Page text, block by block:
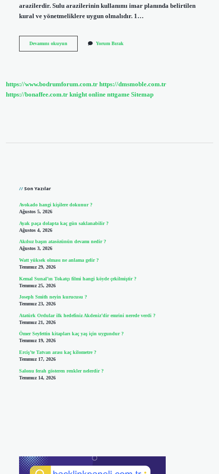
arazilerdir. Sulu arazilerinin kullanımı imar planında belirtilen
kural ve yönetmeliklere uygun olmalıdır. 1…
Devamını okuyunArtık
Yorum Bırak
https://www.bodrumforum.com.tr https://dmsmoble.com.tr
https://bonaffee.com.tr knight online nttgame Sitemap
Son Yazılar
Avokado hangi kişilere dokunur ?
Ağustos 5, 2026
Ayak paça dolapta kaç gün saklanabilir ?
Ağustos 4, 2026
Akılsız başın atasözünün devamı nedir ?
Ağustos 3, 2026
Watt yüksek olması ne anlama gelir ?
Temmuz 29, 2026
Kemal Sunal’ın Tokatçı filmi hangi köyde çekilmiştir ?
Temmuz 25, 2026
Joseph Smith neyin kurucusu ?
Temmuz 23, 2026
Atatürk Ordular ilk hedefiniz Akdeniz’dir emrini nerede verdi ?
Temmuz 21, 2026
Ömer Seyfettin kitapları kaç yaş için uygundur ?
Temmuz 19, 2026
Erciş’te Tatvan arası kaç kilometre ?
Temmuz 17, 2026
Salonu ferah gösteren renkler nelerdir ?
Temmuz 14, 2026